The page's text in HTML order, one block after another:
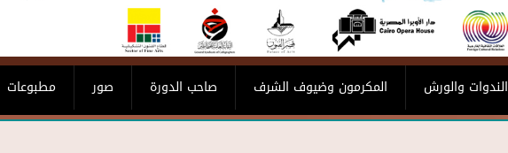
مطبوعات صور صاحب الدورة المكرمون وضيوف الشرف الندوات والورش